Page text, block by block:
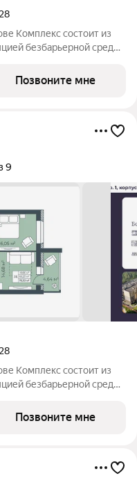
Комплекс состоит из
безбарьерной среды,
Функциональное
Позвоните мне
9
Комплекс состоит из
безбарьерной среды,
Функциональное
Позвоните мне